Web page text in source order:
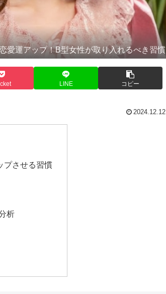
愛運アップ！B型女性が取り入れるべき習慣
LINE コピー
2024.12.12
プさせる習慣
析